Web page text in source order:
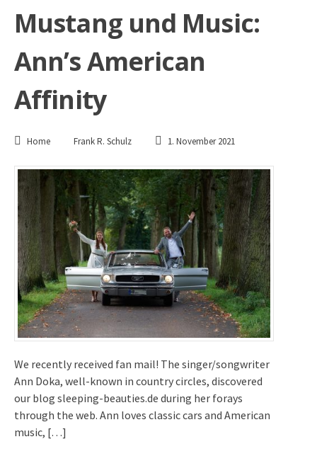
Mustang und Music:
Ann’s American
Affinity
Home Frank R. Schulz 1. November 2021
We recently received fan mail! The singer/songwriter
Ann Doka, well-known in country circles, discovered
our blog sleeping-beauties.de during her forays
through the web. Ann loves classic cars and American
music, […]